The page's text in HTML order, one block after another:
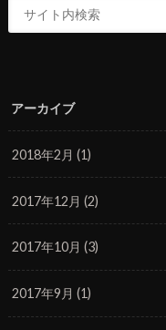
アーカイブ
2018年2月 (1)
2017年12月 (2)
2017年10月 (3)
2017年9月 (1)